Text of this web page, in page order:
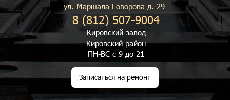
ул. Маршала Говорова д. 29
8 (812) 507-9004
Кировский завод
Кировский район
ПН-ВС с 9 до 21
Записаться на ремонт